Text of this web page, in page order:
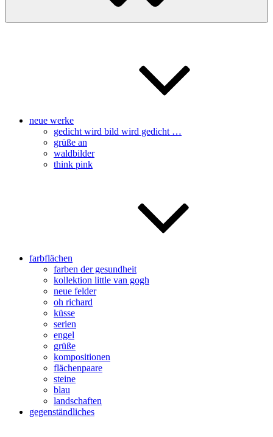
neue werke
gedicht wird bild wird gedicht …
grüße an
waldbilder
think pink
farbflächen
farben der gesundheit
kollektion little van gogh
neue felder
oh richard
küsse
serien
engel
grüße
kompositionen
flächenpaare
steine
blau
landschaften
gegenständliches